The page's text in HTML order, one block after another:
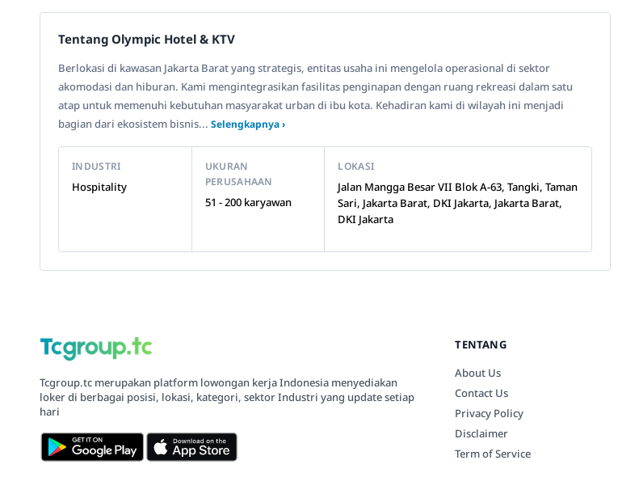
Tentang Olympic Hotel & KTV
Berlokasi di kawasan Jakarta Barat yang strategis, entitas usaha ini mengelola operasional di sektor
akomodasi dan hiburan. Kami mengintegrasikan fasilitas penginapan dengan ruang rekreasi dalam satu
atap untuk memenuhi kebutuhan masyarakat urban di ibu kota. Kehadiran kami di wilayah ini menjadi
bagian dari ekosistem bisnis... Selengkapnya ›
INDUSTRI
Hospitality
UKURAN
PERUSAHAAN
51 - 200 karyawan
LOKASI
Jalan Mangga Besar VII Blok A-63, Tangki, Taman
Sari, Jakarta Barat, DKI Jakarta, Jakarta Barat,
DKI Jakarta
Tcgroup.tc merupakan platform lowongan kerja Indonesia menyediakan
loker di berbagai posisi, lokasi, kategori, sektor Industri yang update setiap
hari
TENTANG
About Us
Contact Us
Privacy Policy
Disclaimer
Term of Service